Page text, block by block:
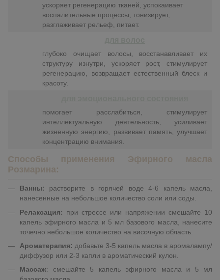
ускоряет регенерацию тканей, успокаивает
воспалительные процессы, тонизирует,
разглаживает рельеф, питает.
глубоко очищает волосы, восстанавливает их
структуру изнутри, ускоряет рост, стимулирует
регенерацию, возвращает естественный блеск и
красоту.
помогает расслабиться, стимулирует
интеллектуальную деятельность, усиливает
жизненную энергию, развивает память, улучшает
концентрацию внимания.
Способы при менения Эфирного масла
Розмарина:
Ванны:
растворите в горячей воде 4-6 капель масла,
нанесенные на небольшое количество соли или соды.
Релаксация:
при стрессе или напряжении смешайте 10
капель эфирного масла и 5 мл базового масла, нанесите
точечно небольшое количество на височную область.
Ароматерапия: добавьте 3-5 капель масла в аромалампу/
диффузор или 2-3 капли в ароматический кулон.
Массаж: смешайте 5 капель эфирного масла и 5 мл